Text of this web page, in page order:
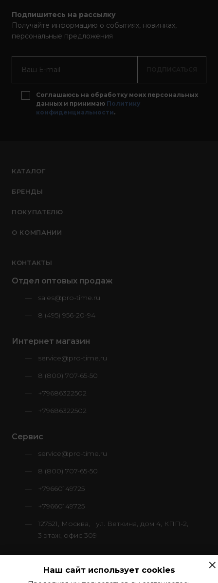
Подпишитесь на рассылку
Получайте информацию о событиях, новинках,
персональные предложения
Соглашаюсь на обработку моих персональных
данных и принимаю Политику
конфиденциальности.
КАТАЛОГ
БРЕНДЫ
ПОКУПАТЕЛЮ
О КОМПАНИИ
КОНТАКТЫ
Отдел оптовых продаж
sales@pro-time.ru
8 (495) 956-20-94
Интернет магазин
service@pro-time.ru
8 (800) 707-65-50
+79686322502
+79686322502
Сервис
service@pro-time.ru
8 (800) 707-65-50
+79660149725
+79660149725
127521, Москва, ул. Веткина, дом 4, КПП-2,
3 этаж, офис 309
×
Наш сайт использует cookies